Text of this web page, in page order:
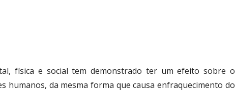
física e social tem demonstrado ter um efeito sobre o
humanos, da mesma forma que causa enfraquecimento do